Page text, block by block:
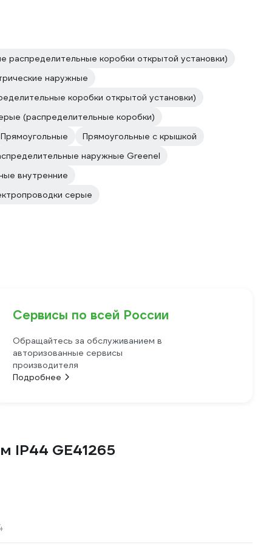
распределительные коробки открытой установки)
наружные
коробки открытой установки)
(распределительные коробки)
Прямоугольные
Прямоугольные с крышкой
наружные Greenel
внутренние
серые
Сервисы по всей России
Обращайтесь за обслуживанием в
авторизованные сервисы
производителя
Подробнее
IP44 GE41265